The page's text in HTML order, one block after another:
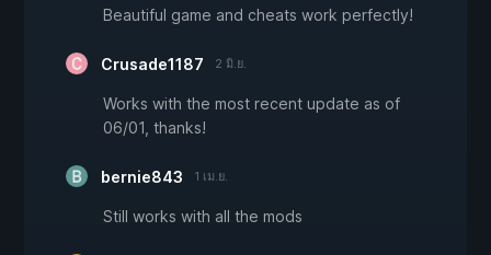
Beautiful game and cheats work perfectly!
Crusade1187 2 มิ.ย.
Works with the most recent update as of
06/01, thanks!
bernie843 1 เม.ย.
Still works with all the mods